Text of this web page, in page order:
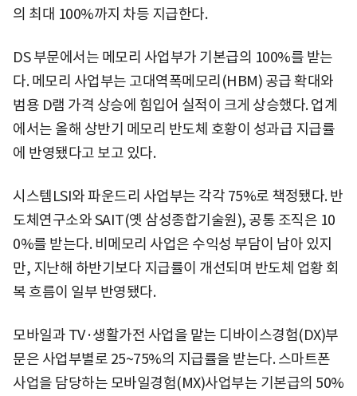
의 최대 100%까지 차등 지급한다.
DS 부문에서는 메모리 사업부가 기본급의 100%를 받는
다. 메모리 사업부는 고대역폭메모리(HBM) 공급 확대와
범용 D램 가격 상승에 힘입어 실적이 크게 상승했다. 업계
에서는 올해 상반기 메모리 반도체 호황이 성과급 지급률
에 반영됐다고 보고 있다.
시스템LSI와 파운드리 사업부는 각각 75%로 책정됐다. 반
도체연구소와 SAIT(옛 삼성종합기술원), 공통 조직은 10
0%를 받는다. 비메모리 사업은 수익성 부담이 남아 있지
만, 지난해 하반기보다 지급률이 개선되며 반도체 업황 회
복 흐름이 일부 반영됐다.
모바일과 TV·생활가전 사업을 맡는 디바이스경험(DX)부
문은 사업부별로 25~75%의 지급률을 받는다. 스마트폰
사업을 담당하는 모바일경험(MX)사업부는 기본급의 50%